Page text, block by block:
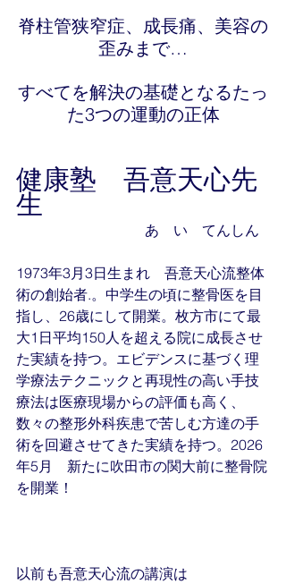
脊柱管狭窄症、成長痛、美容の
歪みまで…
すべてを解決の基礎となるたっ
た3つの運動の正体
健康塾　吾意天心先
生
あ　い　てんしん
1973年3月3日生まれ　吾意天心流整体
術の創始者.。中学生の頃に整骨医を目
指し、26歳にして開業。枚方市にて最
大1日平均150人を超える院に成長させ
た実績を持つ。エビデンスに基づく理
学療法テクニックと再現性の高い手技
療法は医療現場からの評価も高く、
数々の整形外科疾患で苦しむ方達の手
術を回避させてきた実績を持つ。2026
年5月　新たに吹田市の関大前に整骨院
を開業！
以前も吾意天心流の講演は